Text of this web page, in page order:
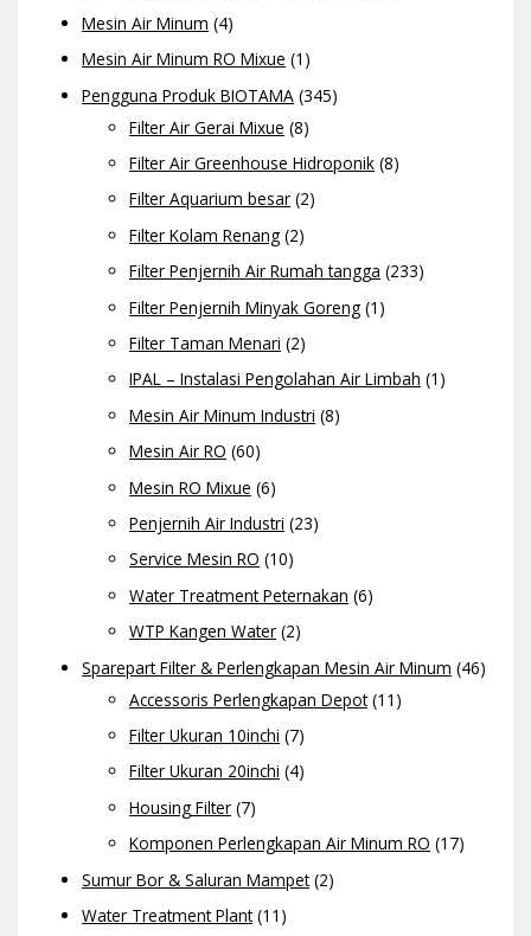
Mesin Air Minum (4)
Mesin Air Minum RO Mixue (1)
Pengguna Produk BIOTAMA (345)
Filter Air Gerai Mixue (8)
Filter Air Greenhouse Hidroponik (8)
Filter Aquarium besar (2)
Filter Kolam Renang (2)
Filter Penjernih Air Rumah tangga (233)
Filter Penjernih Minyak Goreng (1)
Filter Taman Menari (2)
IPAL – Instalasi Pengolahan Air Limbah (1)
Mesin Air Minum Industri (8)
Mesin Air RO (60)
Mesin RO Mixue (6)
Penjernih Air Industri (23)
Service Mesin RO (10)
Water Treatment Peternakan (6)
WTP Kangen Water (2)
Sparepart Filter & Perlengkapan Mesin Air Minum (46)
Accessoris Perlengkapan Depot(11)
Filter Ukuran 10inchi (7)
Filter Ukuran 20inchi (4)
Housing Filter (7)
Komponen Perlengkapan Air Minum RO (17)
Sumur Bor & Saluran Mampet(2)
Water Treatment Plant(11)